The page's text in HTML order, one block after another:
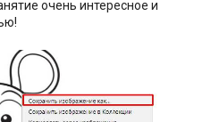
очень интересное и